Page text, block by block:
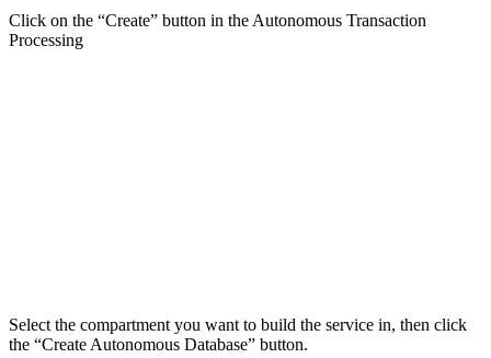
Click on the “Create” button in the Autonomous Transaction
Processing
Select the compartment you want to build the service in, then click
the “Create Autonomous Database” button.